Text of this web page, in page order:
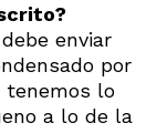
enviar
por
tenemos lo
a lo de la